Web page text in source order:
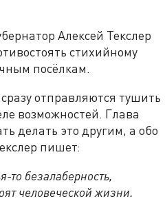
Алексей Текслер
стихийному
посёлкам.
отправляются тушить
возможностей. Глава
делать это другим, а обо
пишет:
безалаберность,
человеческой жизни.